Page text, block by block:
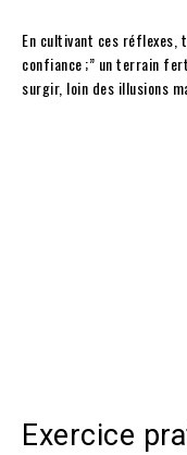
En cultivant ces réflexes,
confiance ;” un terrain
surgir, loin des illusions
Exercice